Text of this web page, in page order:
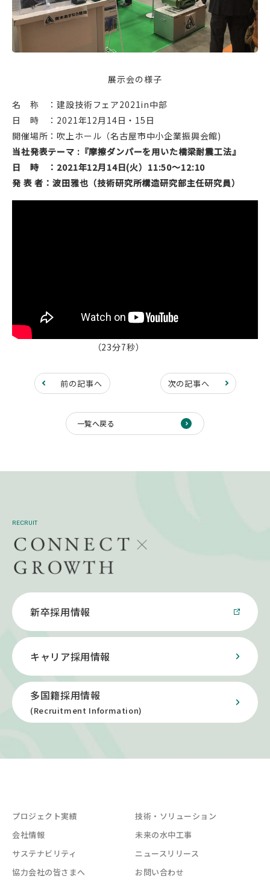
展示会の様子
名 称 ：建設技術フェア2021in中部
日 時 ：2021年12月14日・15日
開催場所：吹上ホール（名古屋市中小企業振興会館)
当社発表テーマ :『摩擦ダンパーを用いた橋梁耐震工法』
日 時 ：2021年12月14日(火）11:50～12:10
発 表 者：波田雅也（技術研究所構造研究部主任研究員）
（23分7秒）
前の記事へ 次の記事へ
一覧へ戻る
RECRUIT
新卒採用情報
キャリア採用情報
多国籍採用情報
(Recruitment Information)
プロジェクト実績
技術・ソリューション
会社情報
未来の水中工事
サステナビリティ
ニュースリリース
協力会社の皆さまへ
お問い合わせ